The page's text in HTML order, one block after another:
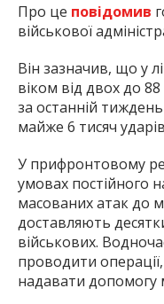
Про це повідомив
військової
Він зазначив, що у
віком від двох до
за останній тиждень
майже 6 тисяч
У прифронтовому
умовах постійного
масованих атак до
доставляють
військових.
проводити
надавати